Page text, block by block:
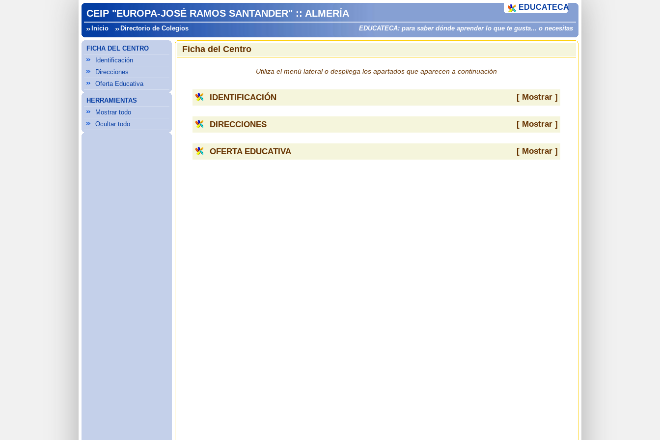
CEIP "EUROPA-JOSÉ RAMOS SANTANDER" :: ALMERÍA
Inicio Directorio de Colegios EDUCATECA: para saber dónde aprender lo que te gusta... o necesitas
EDUCATECA
FICHA DEL CENTRO
Identificación
Direcciones
Oferta Educativa
HERRAMIENTAS
Mostrar todo
Ocultar todo
Ficha del Centro
Utiliza el menú lateral o despliega los apartados que aparecen a continuación
IDENTIFICACIÓN [ Mostrar ]
DIRECCIONES [ Mostrar ]
OFERTA EDUCATIVA [ Mostrar ]